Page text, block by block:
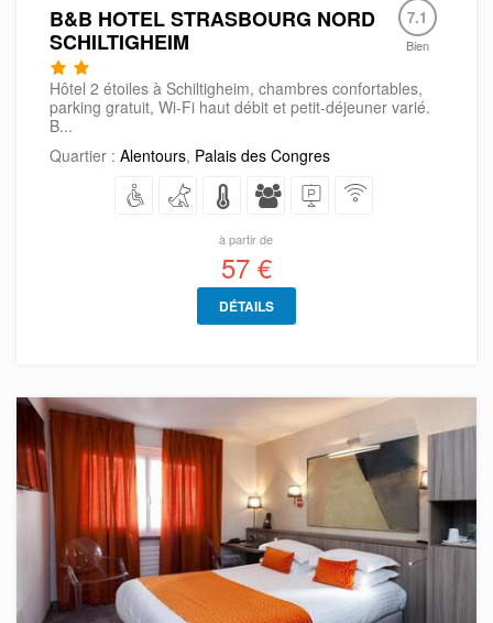
B&B HOTEL STRASBOURG NORD
SCHILTIGHEIM
7.1
Bien
Hôtel 2 étoiles à Schiltigheim, chambres confortables,
parking gratuit, Wi-Fi haut débit et petit-déjeuner varié.​
B...
Quartier : Alentours, Palais des Congres
à partir de
57 €
DÉTAILS